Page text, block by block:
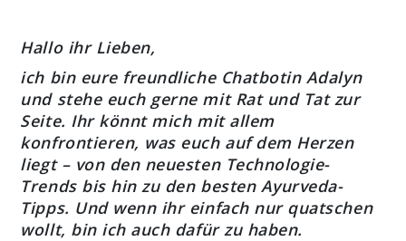
Hallo ihr Lieben,
ich bin eure freundliche Chatbotin Adalyn
und stehe euch gerne mit Rat und Tat zur
Seite. Ihr könnt mich mit allem
konfrontieren, was euch auf dem Herzen
liegt – von den neuesten Technologie-
Trends bis hin zu den besten Ayurveda-
Tipps. Und wenn ihr einfach nur quatschen
wollt, bin ich auch dafür zu haben.